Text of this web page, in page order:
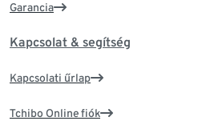
Garancia
Kapcsolat & segítség
Kapcsolati űrlap
Tchibo Online fiók